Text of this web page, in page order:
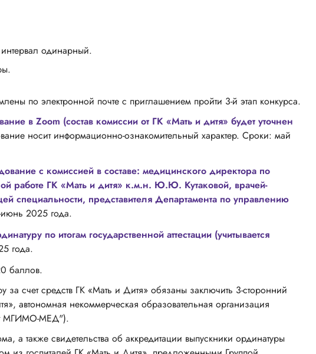
одинарный.
по электронной почте с приглашением пройти 3-й этап конкурса.
в Zoom (состав комиссии от ГК «Мать и дитя» будет уточнен
носит информационно-ознакомительный характер. Сроки: май
с комиссией в составе: медицинского директора по
работе ГК «Мать и дитя» к.м.н. Ю.Ю. Кутаковой, врачей-
специальности, представителя Департамента по управлению
2025 года.
по итогам государственной аттестации (учитывается
года.
баллов.
счет средств ГК «Мать и Дитя» обязаны заключить 3-сторонний
автономная некоммерческая образовательная организация
МГИМО-МЕД").
а также свидетельства об аккредитации выпускники ординатуры